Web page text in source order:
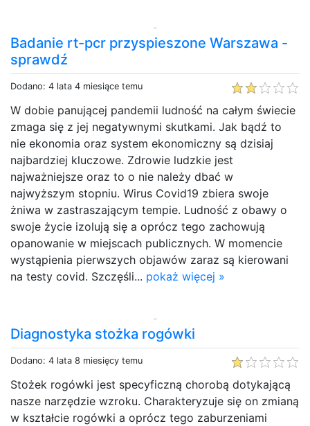
Badanie rt-pcr przyspieszone Warszawa -
sprawdź
Dodano: 4 lata 4 miesiące temu
W dobie panującej pandemii ludność na całym świecie
zmaga się z jej negatywnymi skutkami. Jak bądź to
nie ekonomia oraz system ekonomiczny są dzisiaj
najbardziej kluczowe. Zdrowie ludzkie jest
najważniejsze oraz to o nie należy dbać w
najwyższym stopniu. Wirus Covid19 zbiera swoje
żniwa w zastraszającym tempie. Ludność z obawy o
swoje życie izolują się a oprócz tego zachowują
opanowanie w miejscach publicznych. W momencie
wystąpienia pierwszych objawów zaraz są kierowani
na testy covid. Szczęśli... pokaż więcej »
Diagnostyka stożka rogówki
Dodano: 4 lata 8 miesięcy temu
Stożek rogówki jest specyficzną chorobą dotykającą
nasze narzędzie wzroku. Charakteryzuje się on zmianą
w kształcie rogówki a oprócz tego zaburzeniami